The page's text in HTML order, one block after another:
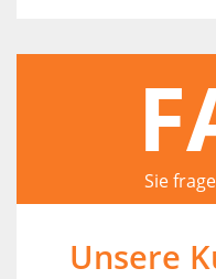
Sie
Unsere